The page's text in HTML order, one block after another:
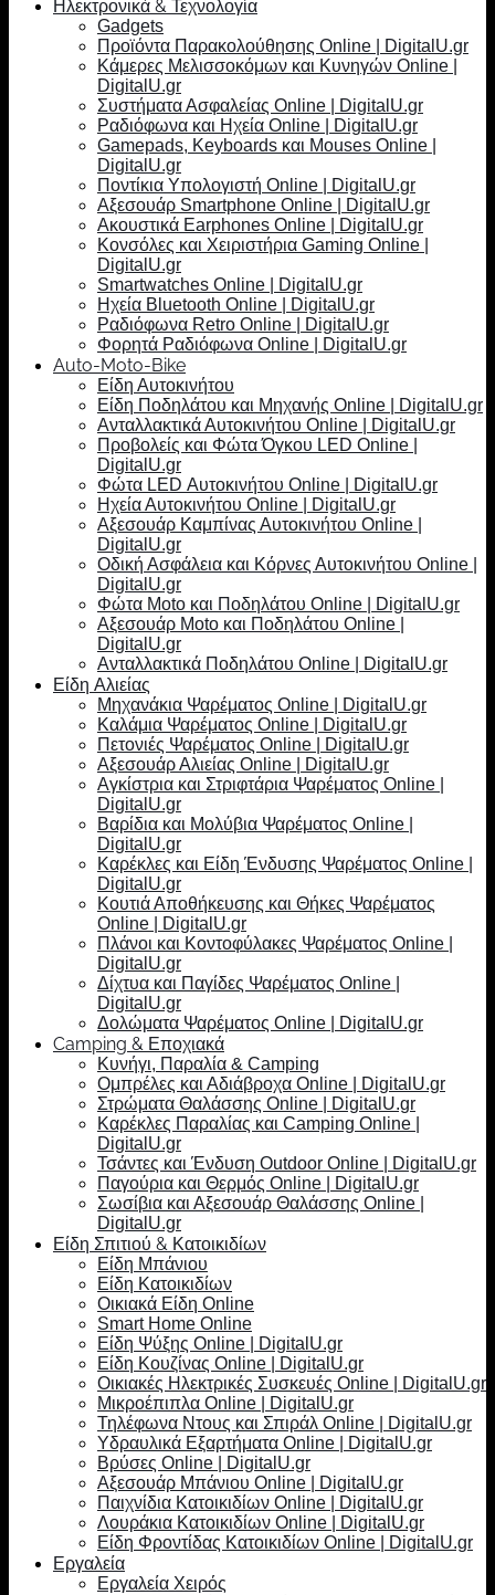
Ηλεκτρονικά & Τεχνολογία
Gadgets
Προϊόντα Παρακολούθησης Online | DigitalU.gr
Κάμερες Μελισσοκόμων και Κυνηγών Online |
DigitalU.gr
Συστήματα Ασφαλείας Online | DigitalU.gr
Ραδιόφωνα και Ηχεία Online | DigitalU.gr
Gamepads, Keyboards και Mouses Online |
DigitalU.gr
Ποντίκια Υπολογιστή Online | DigitalU.gr
Αξεσουάρ Smartphone Online | DigitalU.gr
Ακουστικά Earphones Online | DigitalU.gr
Κονσόλες και Χειριστήρια Gaming Online |
DigitalU.gr
Smartwatches Online | DigitalU.gr
Ηχεία Bluetooth Online | DigitalU.gr
Ραδιόφωνα Retro Online | DigitalU.gr
Φορητά Ραδιόφωνα Online | DigitalU.gr
Auto-Moto-Bike
Είδη Αυτοκινήτου
Είδη Ποδηλάτου και Μηχανής Online | DigitalU.gr
Ανταλλακτικά Αυτοκινήτου Online | DigitalU.gr
Προβολείς και Φώτα Όγκου LED Online |
DigitalU.gr
Φώτα LED Αυτοκινήτου Online | DigitalU.gr
Ηχεία Αυτοκινήτου Online | DigitalU.gr
Αξεσουάρ Καμπίνας Αυτοκινήτου Online |
DigitalU.gr
Οδική Ασφάλεια και Κόρνες Αυτοκινήτου Online |
DigitalU.gr
Φώτα Moto και Ποδηλάτου Online | DigitalU.gr
Αξεσουάρ Moto και Ποδηλάτου Online |
DigitalU.gr
Ανταλλακτικά Ποδηλάτου Online | DigitalU.gr
Είδη Αλιείας
Μηχανάκια Ψαρέματος Online | DigitalU.gr
Καλάμια Ψαρέματος Online | DigitalU.gr
Πετονιές Ψαρέματος Online | DigitalU.gr
Αξεσουάρ Αλιείας Online | DigitalU.gr
Αγκίστρια και Στριφτάρια Ψαρέματος Online |
DigitalU.gr
Βαρίδια και Μολύβια Ψαρέματος Online |
DigitalU.gr
Καρέκλες και Είδη Ένδυσης Ψαρέματος Online |
DigitalU.gr
Κουτιά Αποθήκευσης και Θήκες Ψαρέματος
Online | DigitalU.gr
Πλάνοι και Κοντοφύλακες Ψαρέματος Online |
DigitalU.gr
Δίχτυα και Παγίδες Ψαρέματος Online |
DigitalU.gr
Δολώματα Ψαρέματος Online | DigitalU.gr
Camping & Εποχιακά
Κυνήγι, Παραλία & Camping
Ομπρέλες και Αδιάβροχα Online | DigitalU.gr
Στρώματα Θαλάσσης Online | DigitalU.gr
Καρέκλες Παραλίας και Camping Online |
DigitalU.gr
Τσάντες και Ένδυση Outdoor Online | DigitalU.gr
Παγούρια και Θερμός Online | DigitalU.gr
Σωσίβια και Αξεσουάρ Θαλάσσης Online |
DigitalU.gr
Είδη Σπιτιού & Κατοικιδίων
Είδη Μπάνιου
Είδη Κατοικιδίων
Οικιακά Είδη Online
Smart Home Online
Είδη Ψύξης Online | DigitalU.gr
Είδη Κουζίνας Online | DigitalU.gr
Οικιακές Ηλεκτρικές Συσκευές Online | DigitalU.gr
Μικροέπιπλα Online | DigitalU.gr
Τηλέφωνα Ντους και Σπιράλ Online | DigitalU.gr
Υδραυλικά Εξαρτήματα Online | DigitalU.gr
Βρύσες Online | DigitalU.gr
Αξεσουάρ Μπάνιου Online | DigitalU.gr
Παιχνίδια Κατοικιδίων Online | DigitalU.gr
Λουράκια Κατοικιδίων Online | DigitalU.gr
Είδη Φροντίδας Κατοικιδίων Online | DigitalU.gr
Εργαλεία
Εργαλεία Χειρός